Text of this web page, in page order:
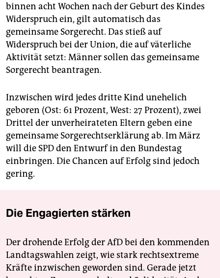
binnen acht Wochen nach der Geburt des Kindes
Widerspruch ein, gilt automatisch das
gemeinsame Sorgerecht. Das stieß auf
Widerspruch bei der Union, die auf väterliche
Aktivität setzt: Männer sollen das gemeinsame
Sorgerecht beantragen.
Inzwischen wird jedes dritte Kind unehelich
geboren (Ost: 61 Prozent, West: 27 Prozent), zwei
Drittel der unverheirateten Eltern geben eine
gemeinsame Sorgerechtserklärung ab. Im März
will die SPD den Entwurf in den Bundestag
einbringen. Die Chancen auf Erfolg sind jedoch
gering.
Die Engagierten stärken
Der drohende Erfolg der AfD bei den kommenden
Landtagswahlen zeigt, wie stark rechtsextreme
Kräfte inzwischen geworden sind. Gerade jetzt